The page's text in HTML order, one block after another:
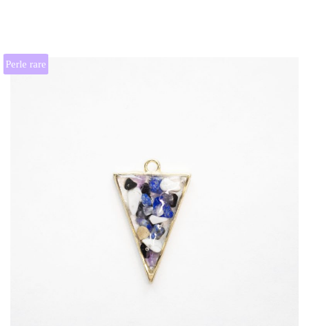
Perle rare